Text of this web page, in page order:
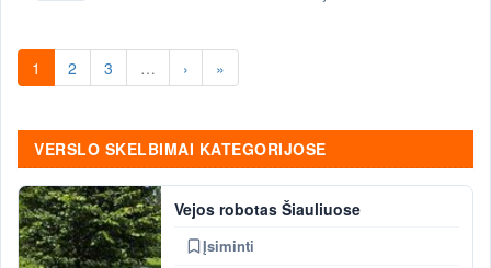
1 2 3 … › »
VERSLO SKELBIMAI KATEGORIJOSE
Vejos robotas Šiauliuose
Įsiminti